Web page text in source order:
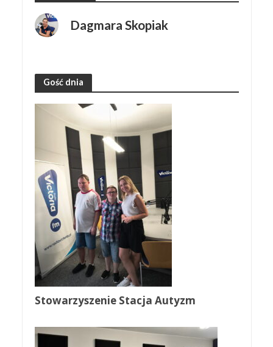
Dagmara Skopiak
Gość dnia
Stowarzyszenie Stacja Autyzm